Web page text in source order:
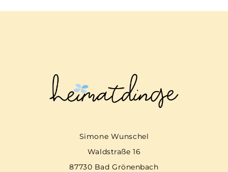
Simone Wunschel
Waldstraße 16
87730 Bad Grönenbach